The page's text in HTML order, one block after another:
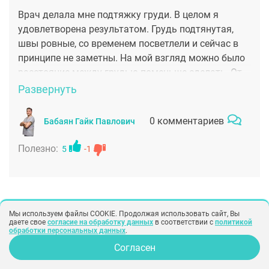
ее инстаграме, на самом деле ее работы сильно
отличаются от работ других хирургов. Это и
симметрия и аккуратные швы и естественность. Я
благодарю и советую всем кто хочет получить
результат.
Врач делала мне подтяжку груди. В целом я
удовлетворена результатом. Грудь подтянутая,
швы ровные, со временем посветлели и сейчас в
принципе не заметны. На мой взгляд можно было
расстояние между грудью поменьше сделать. От
природы у меня более «собранная» форма. Может
перфекционизма, но вообще смотрится шикарно.
Развернуть
Бабаян Гайк Павлович 0 комментариев
Полезно: 5 -1
Показать еще
Мы используем файлы COOKIE. Продолжая использовать сайт, Вы
даете свое согласие на обработку данных в соответствии с политикой
обработки персональных данных.
Согласен
Опрос для врачей